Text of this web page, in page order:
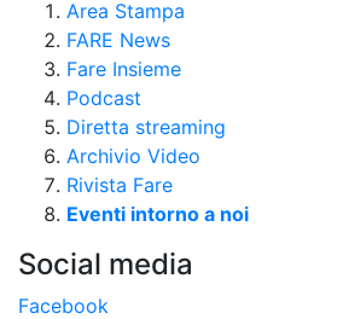
Area Stampa
FARE News
Fare Insieme
Podcast
Diretta streaming
Archivio Video
Rivista Fare
Eventi intorno a noi
Social media
Facebook